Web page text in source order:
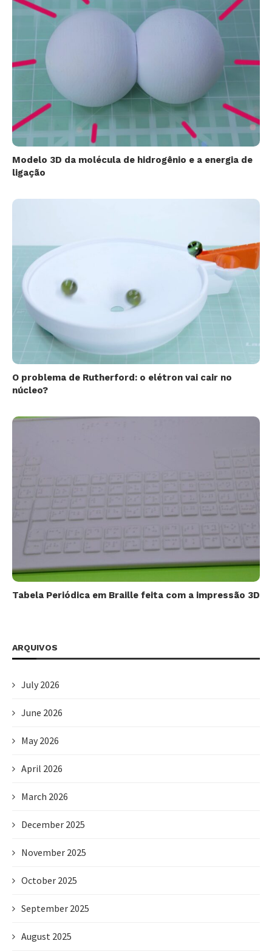
Modelo 3D da molécula de hidrogênio e a energia de
ligação
O problema de Rutherford: o elétron vai cair no
núcleo?
Tabela Periódica em Braille feita com a impressão 3D
ARQUIVOS
July 2026
June 2026
May 2026
April 2026
March 2026
December 2025
November 2025
October 2025
September 2025
August 2025